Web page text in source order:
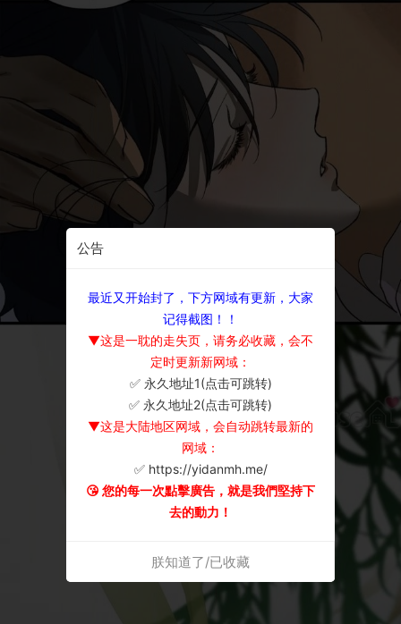
公告
最近又开始封了，下方网域有更新，大家
记得截图！！
▼这是一耽的走失页，请务必收藏，会不
定时更新新网域：
✅ 永久地址1(点击可跳转)
✅ 永久地址2(点击可跳转)
▼这是大陆地区网域，会自动跳转最新的
网域：
✅ https://yidanmh.me/
😘 您的每一次點擊廣告，就是我們堅持下
去的動力！
朕知道了/已收藏